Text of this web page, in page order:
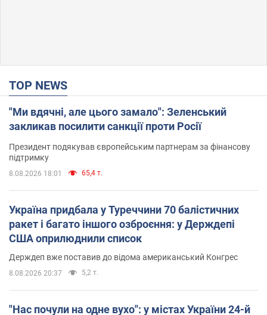
TOP NEWS
"Ми вдячні, але цього замало": Зеленський
закликав посилити санкції проти Росії
Президент подякував європейським партнерам за фінансову
підтримку
8.08.2026 18:01 65,4 т.
Україна придбала у Туреччини 70 балістичних
ракет і багато іншого озброєння: у Держдепі
США оприлюднили список
Держдеп вже поставив до відома американський Конгрес
8.08.2026 20:37 5,2 т.
"Нас почули на одне вухо": у містах України 24-й